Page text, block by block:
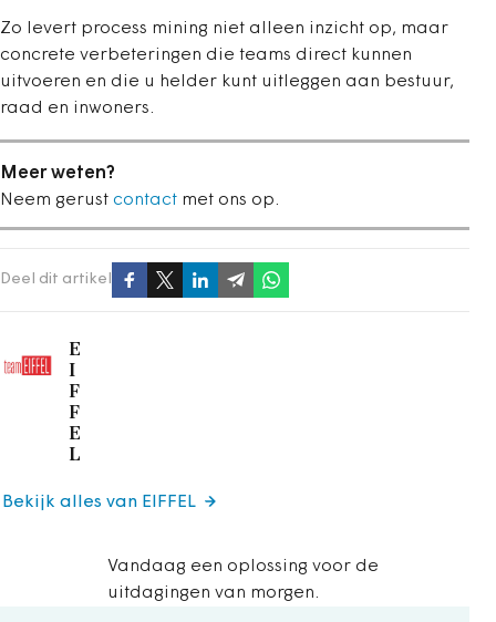
Zo levert process mining niet alleen inzicht op, maar
concrete verbeteringen die teams direct kunnen
uitvoeren en die u helder kunt uitleggen aan bestuur,
raad en inwoners.
Meer weten?
Neem gerust contact met ons op.
Deel dit artikel
E
I
F
F
E
L
Vandaag een oplossing voor de
uitdagingen van morgen.
Bekijk alles van EIFFEL